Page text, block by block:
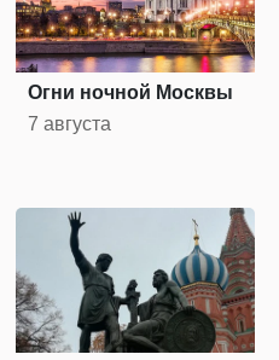
Огни ночной Москвы
7 августа